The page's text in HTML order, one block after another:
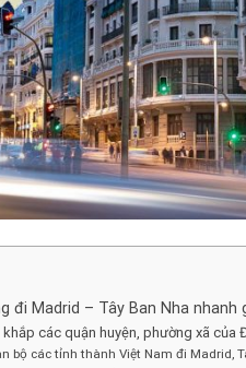
đi Madrid – Tây Ban Nha nhanh
các quận huyện, phường xã của
bộ các tỉnh thành Việt Nam đi Madrid,